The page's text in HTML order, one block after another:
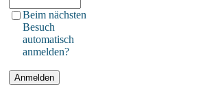
Beim nächsten
Besuch
automatisch
anmelden?